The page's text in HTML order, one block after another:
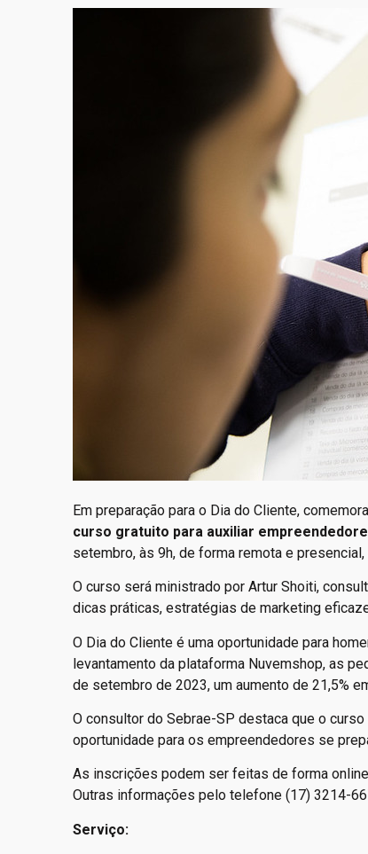
Em preparação para o Dia do Cliente,
curso gratuito para auxiliar
setembro, às 9h, de forma remota e
O curso será ministrado por Artur Shoiti,
dicas práticas, estratégias de marketing
O Dia do Cliente é uma oportunidade para
levantamento da plataforma Nuvemshop, as
de setembro de 2023, um aumento de 21,5%
O consultor do Sebrae-SP destaca que o
oportunidade para os empreendedores se
As inscrições podem ser feitas de forma
Outras informações pelo telefone (17) 3214-
Serviço: